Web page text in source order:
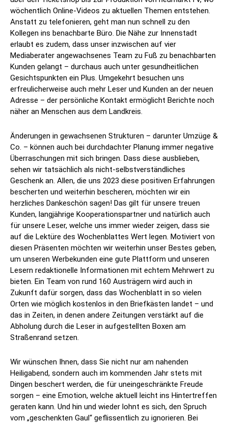
wöchentlich Online-Videos zu aktuellen Themen entstehen.
Anstatt zu telefonieren, geht man nun schnell zu den
Kollegen ins benachbarte Büro. Die Nähe zur Innenstadt
erlaubt es zudem, dass unser inzwischen auf vier
Mediaberater angewachsenes Team zu Fuß zu benachbarten
Kunden gelangt – durchaus auch unter gesundheitlichen
Gesichtspunkten ein Plus. Umgekehrt besuchen uns
erfreulicherweise auch mehr Leser und Kunden an der neuen
Adresse – der persönliche Kontakt ermöglicht Berichte noch
näher an Menschen aus dem Landkreis.
Änderungen in gewachsenen Strukturen – darunter Umzüge &
Co. – können auch bei durchdachter Planung immer negative
Überraschungen mit sich bringen. Dass diese ausblieben,
sehen wir tatsächlich als nicht-selbstverständliches
Geschenk an. Allen, die uns 2023 diese positiven Erfahrungen
bescherten und weiterhin bescheren, möchten wir ein
herzliches Dankeschön sagen! Das gilt für unsere treuen
Kunden, langjährige Kooperationspartner und natürlich auch
für unsere Leser, welche uns immer wieder zeigen, dass sie
auf die Lektüre des Wochenblattes Wert legen. Motiviert von
diesen Präsenten möchten wir weiterhin unser Bestes geben,
um unseren Werbekunden eine gute Plattform und unseren
Lesern redaktionelle Informationen mit echtem Mehrwert zu
bieten. Ein Team von rund 160 Austrägern wird auch in
Zukunft dafür sorgen, dass das Wochenblatt in so vielen
Orten wie möglich kostenlos in den Briefkästen landet – und
das in Zeiten, in denen andere Zeitungen verstärkt auf die
Abholung durch die Leser in aufgestellten Boxen am
Straßenrand setzen.
Wir wünschen Ihnen, dass Sie nicht nur am nahenden
Heiligabend, sondern auch im kommenden Jahr stets mit
Dingen beschert werden, die für uneingeschränkte Freude
sorgen – eine Emotion, welche aktuell leicht ins Hintertreffen
geraten kann. Und hin und wieder lohnt es sich, den Spruch
vom „geschenkten Gaul“ geflissentlich zu ignorieren. Bei